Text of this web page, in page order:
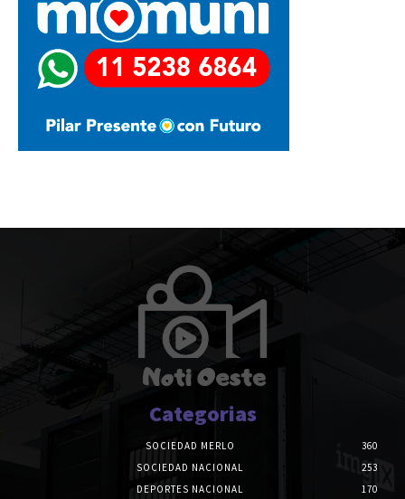
Categorias
SOCIEDAD MERLO
360
SOCIEDAD NACIONAL
253
DEPORTES NACIONAL
170